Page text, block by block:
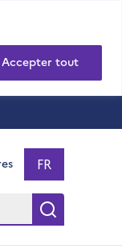
Accepter tout
Sélectionner
FR
- Français